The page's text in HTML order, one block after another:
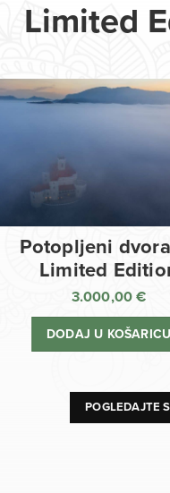
Limited
Potopljeni
Limited
3.000,00€
DODAJ U KOŠARICU
POGLEDAJTE